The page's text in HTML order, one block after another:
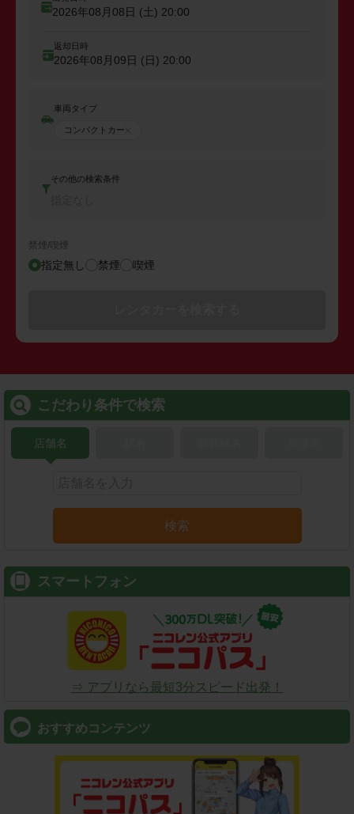
2026年08月08日 (土) 20:00
返却日時
2026年08月09日 (日) 20:00
車両タイプ
コンパクトカー
その他の検索条件
禁煙/喫煙
指定無し 禁煙 喫煙
こだわり条件で検索
店舗名
検索
スマートフォン
⇒ アプリなら最短3分スピード出発！
おすすめコンテンツ